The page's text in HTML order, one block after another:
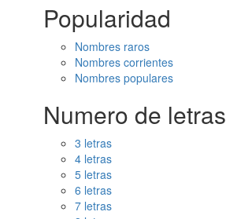
Popularidad
Nombres raros
Nombres corrientes
Nombres populares
Numero de letras
3 letras
4 letras
5 letras
6 letras
7 letras